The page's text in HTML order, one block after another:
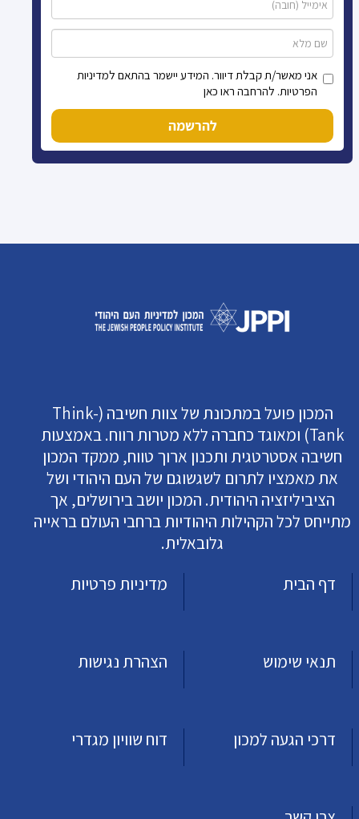
אני מאשר/ת קבלת דיוור. המידע יישמר בהתאם למדיניות
הפרטיות. להרחבה ראו כאן
להרשמה
המכון פועל במתכונת של צוות חשיבה (Think-
Tank) ומאוגד כחברה ללא מטרות רווח. באמצעות
חשיבה אסטרטגית ותכנון ארוך טווח, ממקד המכון
את מאמציו לתרום לשגשוגם של העם היהודי ושל
הציביליזציה היהודית. המכון יושב בירושלים, אך
מתייחס לכל הקהילות היהודיות ברחבי העולם בראייה
גלובאלית.
דף הבית
מדיניות פרטיות
תנאי שימוש הצהרת נגישות
דרכי הגעה למכון דוח שוויון מגדרי